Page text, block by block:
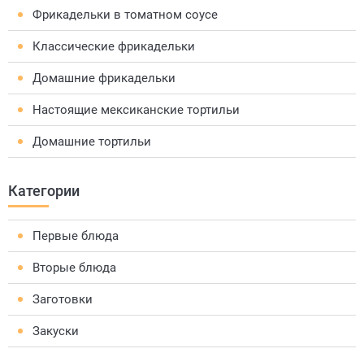
Фрикадельки в томатном соусе
Классические фрикадельки
Домашние фрикадельки
Настоящие мексиканские тортильи
Домашние тортильи
Категории
Первые блюда
Вторые блюда
Заготовки
Закуски